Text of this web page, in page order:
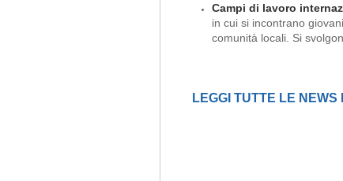
Campi di lavoro
in cui si incontrano
comunità locali. Si
LEGGI TUTTE LE